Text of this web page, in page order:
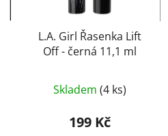
L.A. Girl Řasenka Lift
Off - černá 11,1 ml
Skladem (4 ks)
199 Kč